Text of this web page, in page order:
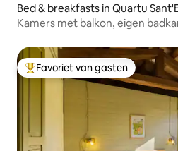
Bed & breakfasts in Quartu
Kamers met balkon, eigen
Topfavoriet van gasten
Favoriet van gasten